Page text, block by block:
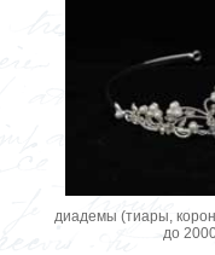
диадемы (тиары,
до